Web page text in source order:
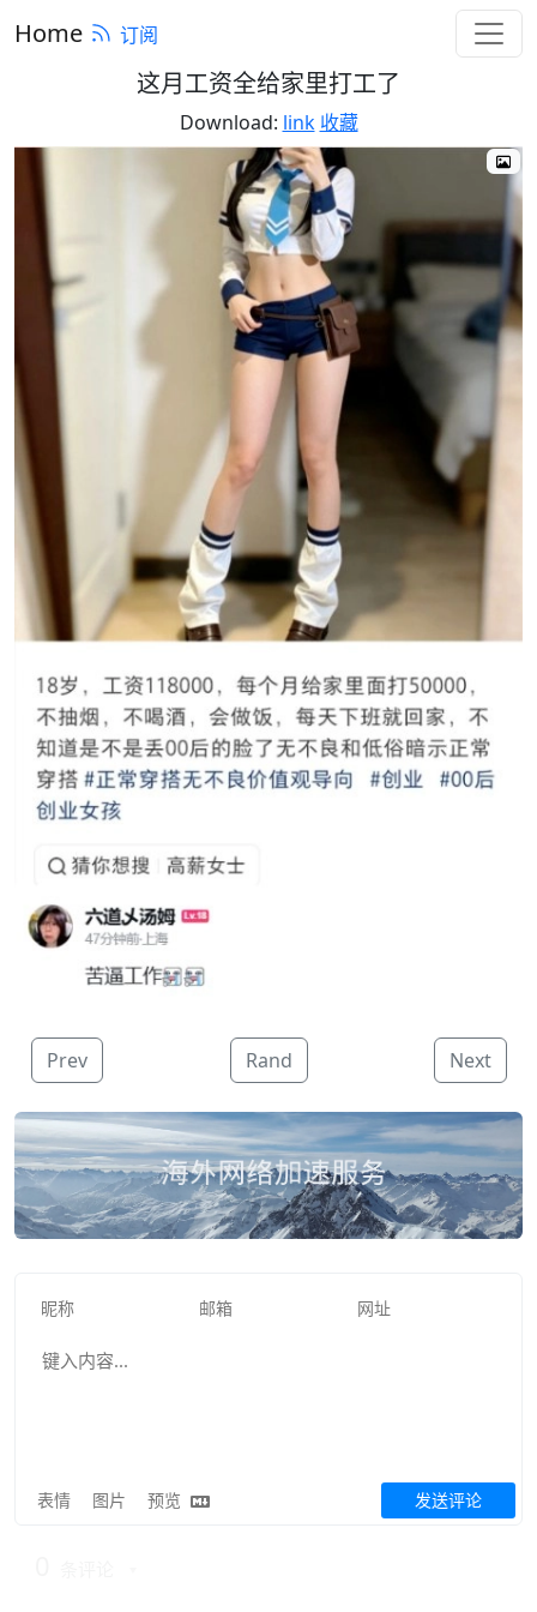
Home 订阅
这月工资全给家里打工了
Download: link 收藏
Prev Rand Next
表情 图片 预览 发送评论